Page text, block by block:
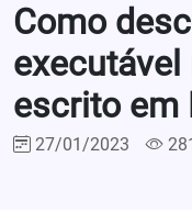
Como
escrito em
27/01/2023